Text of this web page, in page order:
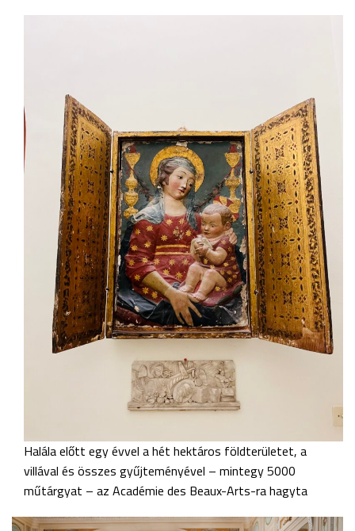
Halála előtt egy évvel a hét hektáros földterületet, a
villával és összes gyűjteményével – mintegy 5000
műtárgyat – az Académie des Beaux-Arts-ra hagyta